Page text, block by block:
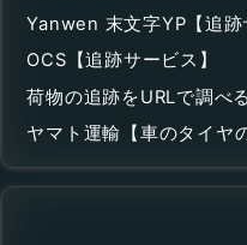
Yanwen 末文字YP【追跡
OCS【追跡サービス】
荷物の追跡をURLで調べ
ヤマト運輸【車のタイヤ